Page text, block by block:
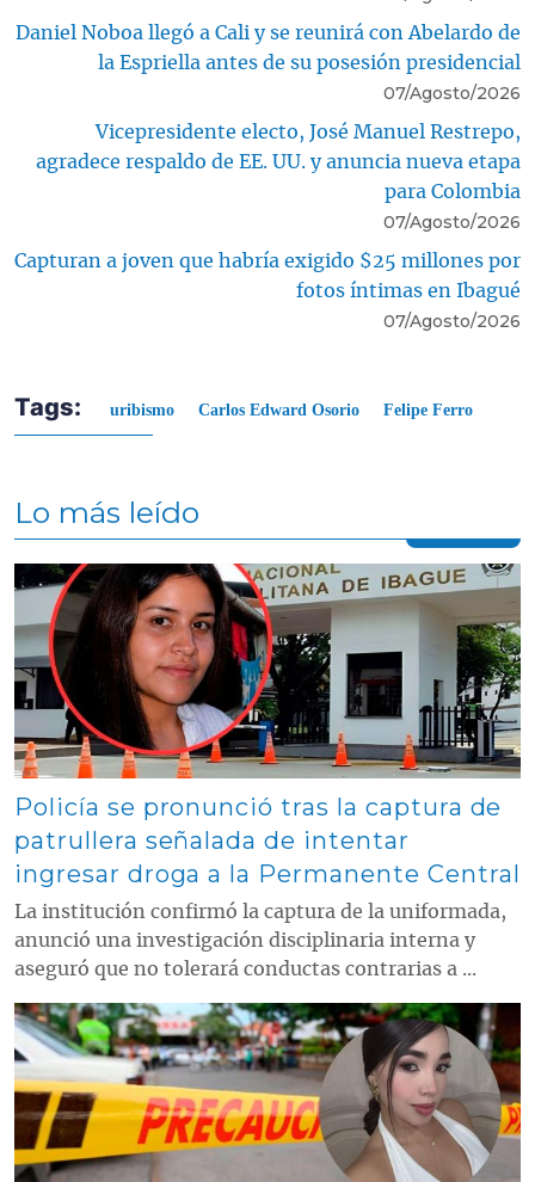
Daniel Noboa llegó a Cali y se reunirá con Abelardo de
la Espriella antes de su posesión presidencial
07/Agosto/2026
Vicepresidente electo, José Manuel Restrepo,
agradece respaldo de EE. UU. y anuncia nueva etapa
para Colombia
07/Agosto/2026
Capturan a joven que habría exigido $25 millones por
fotos íntimas en Ibagué
07/Agosto/2026
Tags: uribismo Carlos Edward Osorio Felipe Ferro
Lo más leído
Contenido multimedia principal
Policía se pronunció tras la captura de
patrullera señalada de intentar
ingresar droga a la Permanente Central
La institución confirmó la captura de la uniformada,
anunció una investigación disciplinaria interna y
aseguró que no tolerará conductas contrarias a ...
Contenido multimedia principal